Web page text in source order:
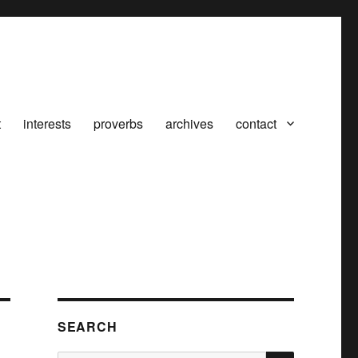
interests proverbs archives contact
SEARCH